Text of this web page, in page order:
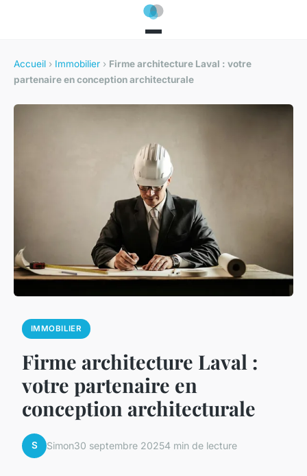
Accueil › Immobilier › Firme architecture Laval : votre
partenaire en conception architecturale
IMMOBILIER
Firme architecture Laval :
votre partenaire en
conception architecturale
S Simon30 septembre 20254 min de lecture